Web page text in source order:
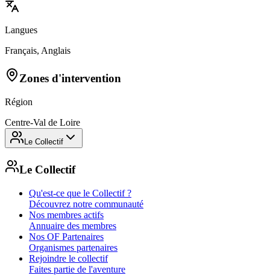
Langues
Français, Anglais
Zones d'intervention
Région
Centre-Val de Loire
Le Collectif
Le Collectif
Qu'est-ce que le Collectif ?
Découvrez notre communauté
Nos membres actifs
Annuaire des membres
Nos OF Partenaires
Organismes partenaires
Rejoindre le collectif
Faites partie de l'aventure